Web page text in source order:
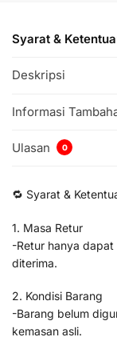
Syarat &
Deskripsi
Informasi
Ulasan 0
🔁 Syarat &
1. Masa Retur
-Retur hanya
diterima.
2. Kondisi Barang
-Barang belum
kemasan asli.